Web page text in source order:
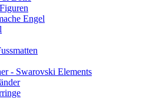
Engel
- Swarovski Elements